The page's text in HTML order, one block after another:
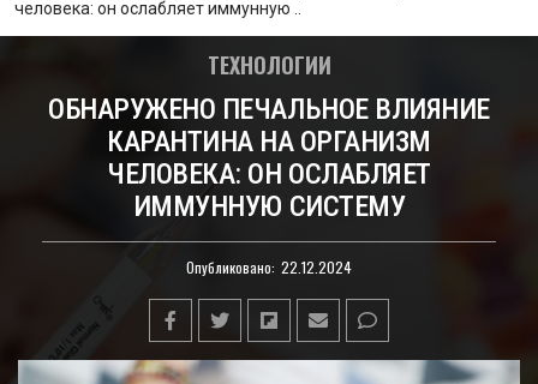
человека: он ослабляет иммунную ..
ТЕХНОЛОГИИ
ОБНАРУЖЕНО ПЕЧАЛЬНОЕ ВЛИЯНИЕ
КАРАНТИНА НА ОРГАНИЗМ
ЧЕЛОВЕКА: ОН ОСЛАБЛЯЕТ
ИММУННУЮ СИСТЕМУ
Опубликовано: 22.12.2024